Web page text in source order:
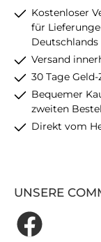
Kostenloser
für
Deutschlands
Versand
30 Tage
Bequemer
zweiten
Direkt vom
UNSERE